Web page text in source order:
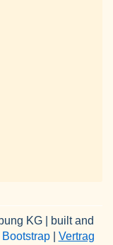
KG | built and
Bootstrap| Vertrag